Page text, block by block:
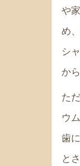
や
め
シ
か
た
ウ
歯
と